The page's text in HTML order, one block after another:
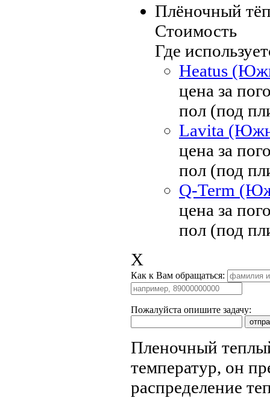
Плёночный
Стоимость
Где
Heatus
цена за
пол (под
Lavita
цена за
пол (под
Q-Term
цена за
пол (под
X
Как к Вам обращаться:
Пожалуйста опишите задачу:
Пленочный
температур, он
распределение